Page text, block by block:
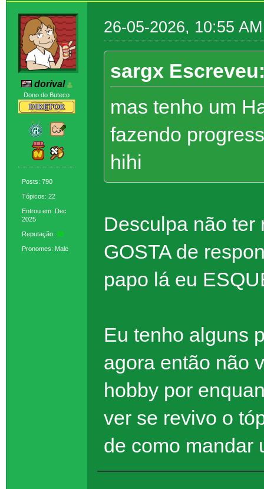
dorival
Dono do Buteco
Posts: 790
Tópicos: 22
Entrou em: Dec
2025
Reputação: 38
Pronomes: Male
26-05-2026, 10:55 AM
sargx
mas tenho um
fazendo
hihi
Desculpa não ter
GOSTA de
papo lá eu
Eu tenho alguns
agora então não
hobby por
ver se revivo o
de como mandar